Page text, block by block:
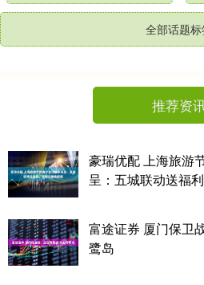
全部话题
推荐资
豪瑞优配 上海旅游
呈：五城联动送福
富途证券 厦门保卫
鹭岛